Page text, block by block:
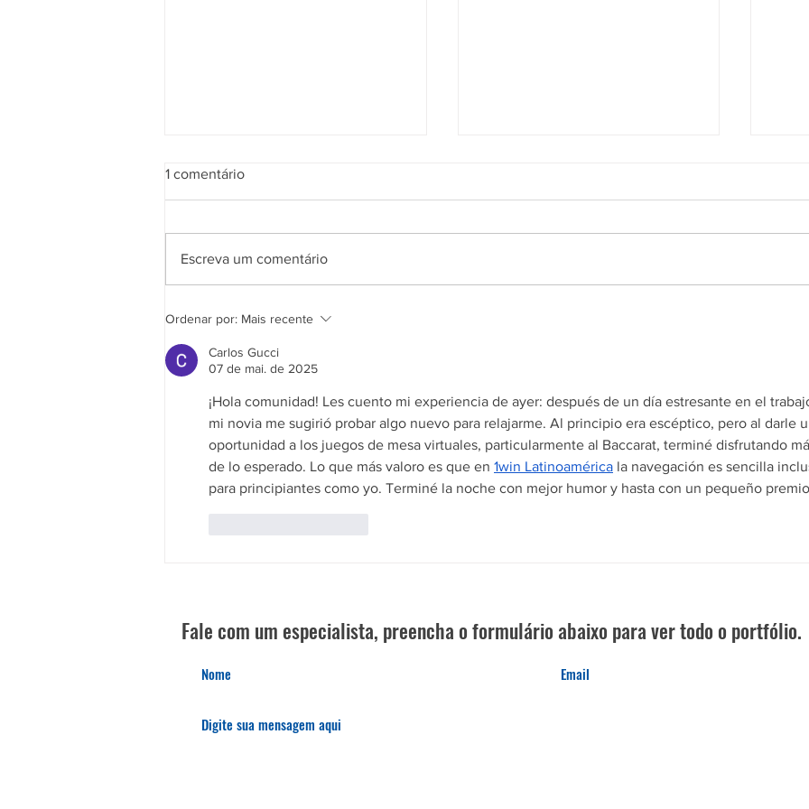
Sua empresa utiliza um
sistema de CRM?
1 comentário
Escreva um comentário
Ordenar por: Mais recente
Carlos Gucci
07 de mai. de 2025
¡Hola comunidad! Les cuento mi experiencia de ayer: después de un día estresante en el
mi novia me sugirió probar algo nuevo para relajarme. Al principio era escéptico, pero al darle
oportunidad a los juegos de mesa virtuales, particularmente al Baccarat, terminé disfrutando
de lo esperado. Lo que más valoro es que en 1win Latinoamérica la navegación es sencilla
para principiantes como yo. Terminé la noche con mejor humor y hasta con un pequeño
Fale com um especialista, preencha o formulário abaixo para ver todo o portfólio.